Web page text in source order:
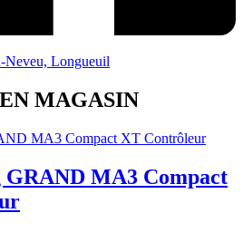
Neveu, Longueuil
MAGASIN
MA3 Compact